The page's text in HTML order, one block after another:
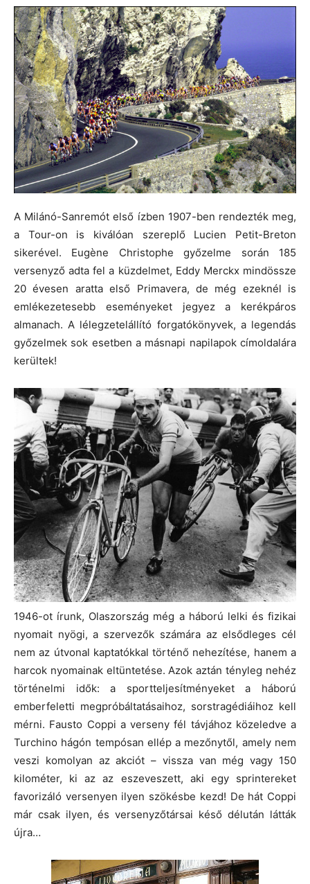
A Milánó-Sanremót első ízben 1907-ben rendezték meg,
a Tour-on is kiválóan szereplő Lucien Petit-Breton
sikerével. Eugène Christophe győzelme során 185
versenyző adta fel a küzdelmet, Eddy Merckx mindössze
20 évesen aratta első Primavera, de még ezeknél is
emlékezetesebb eseményeket jegyez a kerékpáros
almanach. A lélegzetelállító forgatókönyvek, a legendás
győzelmek sok esetben a másnapi napilapok címoldalára
kerültek!
1946-ot írunk, Olaszország még a háború lelki és fizikai
nyomait nyögi, a szervezők számára az elsődleges cél
nem az útvonal kaptatókkal történő nehezítése, hanem a
harcok nyomainak eltüntetése. Azok aztán tényleg nehéz
történelmi idők: a sportteljesítményeket a háború
emberfeletti megpróbáltatásaihoz, sorstragédiáihoz kell
mérni. Fausto Coppi a verseny fél távjához közeledve a
Turchino hágón tempósan ellép a mezőnytől, amely nem
veszi komolyan az akciót – vissza van még vagy 150
kilométer, ki az az eszeveszett, aki egy sprintereket
favorizáló versenyen ilyen szökésbe kezd! De hát Coppi
már csak ilyen, és versenyzőtársai késő délután látták
újra…